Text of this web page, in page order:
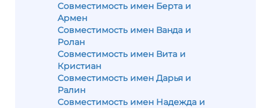
Совместимость имен Берта и
Армен
Совместимость имен Ванда и
Ролан
Совместимость имен Вита и
Кристиан
Совместимость имен Дарья и
Ралин
Совместимость имен Надежда и